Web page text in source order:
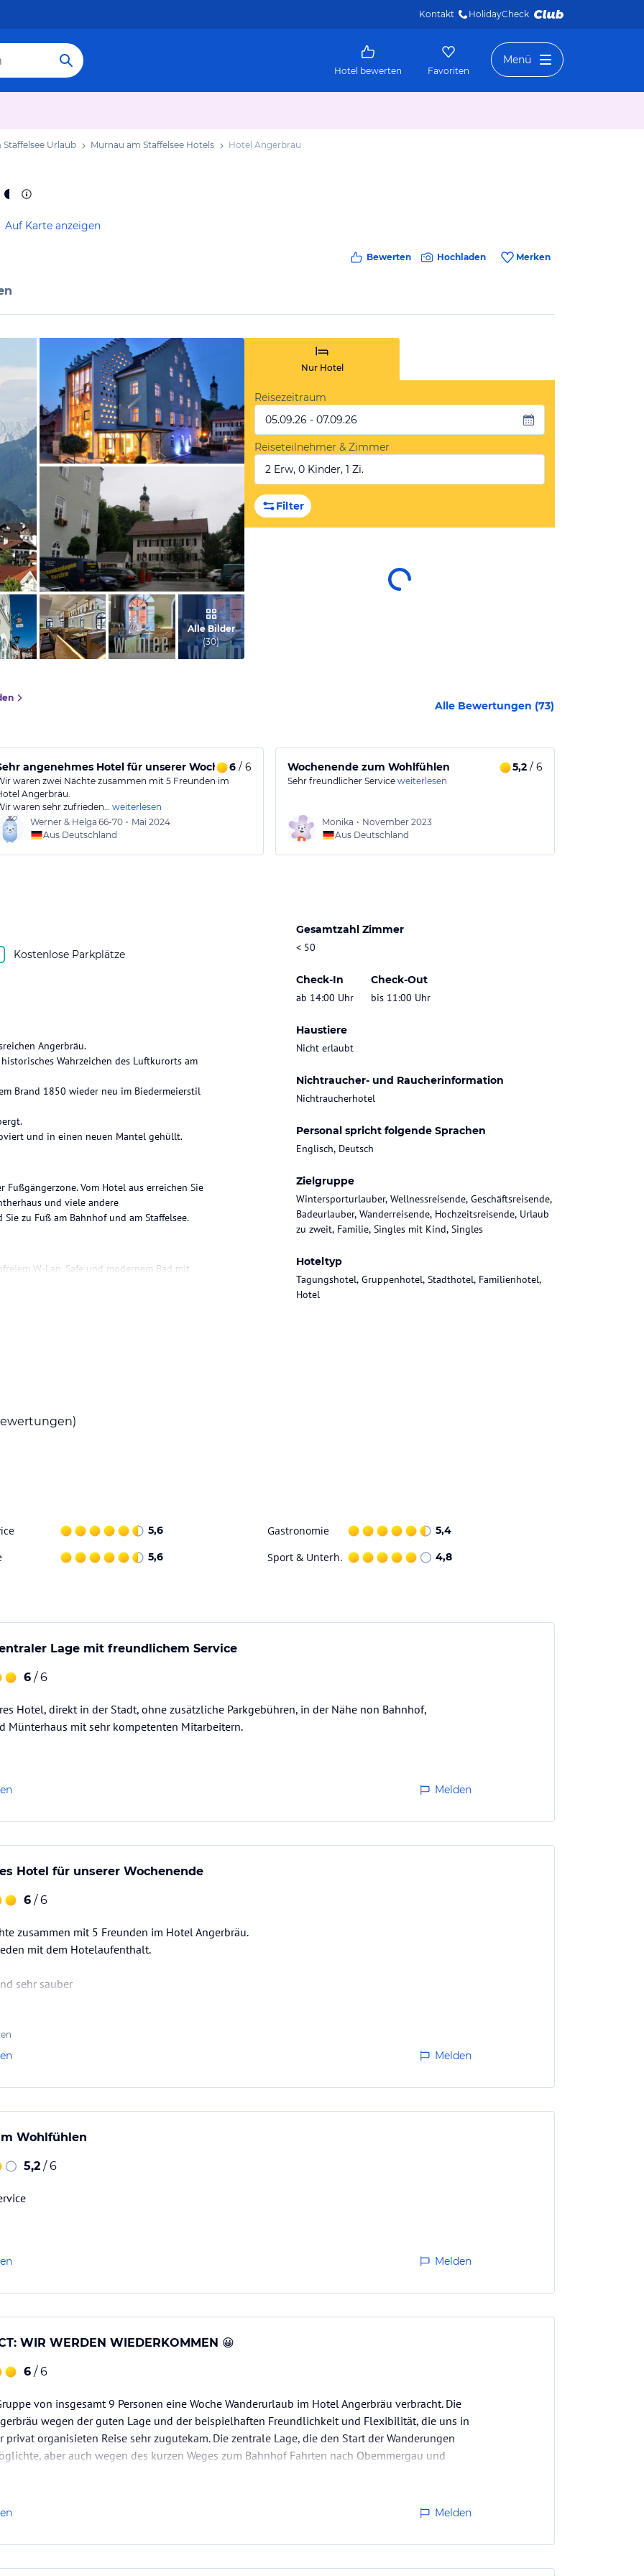
Kontakt HolidayCheck
Hotel bewerten Favoriten
Menü
Staffelsee Urlaub Murnau am Staffelsee Hotels Hotel Angerbräu
Auf Karte anzeigen
Bewerten Hochladen Merken
vom Hotelier, Januar 2020
von Armin, Juli 2010
Alle Bilder
(30)
Nur Hotel
Reisezeitraum
05.09.26 - 07.09.26
Reiseteilnehmer & Zimmer
2 Erw, 0 Kinder, 1 Zi.
Filter
Alle Bewertungen (73)
angenehmes Hotel für unserer Wochenende
6/ 6
waren zwei Nächte zusammen mit 5 Freunden im
Angerbräu.
waren sehr zufrieden… weiterlesen
Werner & Helga 66-70 • Mai 2024
Aus Deutschland
Wochenende zum Wohlfühlen 5,2/ 6
Sehr freundlicher Service weiterlesen
Monika • November 2023
Aus Deutschland
Kostenlose Parkplätze
Gesamtzahl Zimmer
< 50
Check-In
ab 14:00 Uhr
Check-Out
bis 11:00 Uhr
Haustiere
Nicht erlaubt
Nichtraucher- und Raucherinformation
Nichtraucherhotel
Personal spricht folgende Sprachen
Englisch, Deutsch
Zielgruppe
Wintersporturlauber, Wellnessreisende, Geschäftsreisende,
Badeurlauber, Wanderreisende, Hochzeitsreisende, Urlaub
zu zweit, Familie, Singles mit Kind, Singles
Hoteltyp
Tagungshotel, Gruppenhotel, Stadthotel, Familienhotel,
Hotel
Angerbräu.
Wahrzeichen des Luftkurorts am
Brand 1850 wieder neu im Biedermeierstil
und in einen neuen Mantel gehüllt.
Vom Hotel aus erreichen Sie
und viele andere
zu Fuß am Bahnhof und am Staffelsee.
W-Lan, Safe und modernem Bad mit
5,6 Gastronomie 5,4
5,6 Sport & Unterh. 4,8
Lage mit freundlichem Service
6 / 6
Hotel, direkt in der Stadt, ohne zusätzliche Parkgebühren, in der Nähe non Bahnhof,
Münterhaus mit sehr kompetenten Mitarbeitern.
Melden
Hotel für unserer Wochenende
6 / 6
zusammen mit 5 Freunden im Hotel Angerbräu.
mit dem Hotelaufenthalt.
sehr sauber
Melden
Wohlfühlen
5,2 / 6
Melden
WIR WERDEN WIEDERKOMMEN 😀
6 / 6
von insgesamt 9 Personen eine Woche Wanderurlaub im Hotel Angerbräu verbracht. Die
wegen der guten Lage und der beispielhaften Freundlichkeit und Flexibilität, die uns in
privat organisieten Reise sehr zugutekam. Die zentrale Lage, die den Start der Wanderungen
aber auch wegen des kurzen Weges zum Bahnhof Fahrten nach Obemmergau und
Melden